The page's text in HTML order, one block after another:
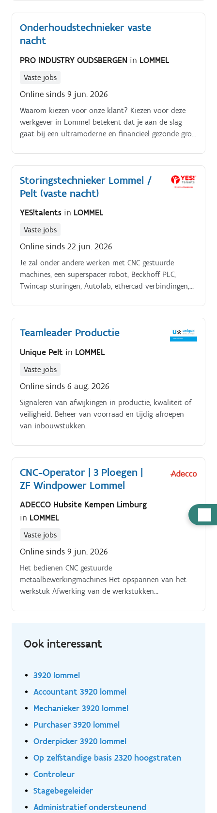
team Verpleegkundige dossiers bijhouden
Onderhoudstechnieker vaste
nacht
PRO INDUSTRY OUDSBERGEN in LOMMEL
Vaste jobs
Online sinds 9 jun. 2026
Waarom kiezen voor onze klant? Kiezen voor deze
werkgever in Lommel betekent dat je aan de slag
gaat bij een ultramoderne en financieel gezonde groei
Storingstechnieker Lommel /
Pelt (vaste nacht)
YES!talents in LOMMEL
Vaste jobs
Online sinds 22 jun. 2026
Je zal onder andere werken met CNC gestuurde
machines, een superspacer robot, Beckhoff PLC,
Twincap sturingen, Autofab, ethercad verbindingen,
Teamleader Productie
Unique Pelt in LOMMEL
Vaste jobs
Online sinds 6 aug. 2026
Signaleren van afwijkingen in productie, kwaliteit of
veiligheid. Beheer van voorraad en tijdig afroepen
van inbouwstukken.
CNC-Operator | 3 Ploegen |
ZF Windpower Lommel
ADECCO Hubsite Kempen Limburg
in LOMMEL
Vaste jobs
Online sinds 9 jun. 2026
Het bedienen CNC gestuurde
metaalbewerkingmachines Het opspannen van het
werkstuk Afwerking van de werkstukken
verspanningsproces (draaien, frezen, afbramen,
slijpen)
Ook interessant
3920 lommel
Accountant 3920 lommel
Mechanieker 3920 lommel
Purchaser 3920 lommel
Orderpicker 3920 lommel
Op zelfstandige basis 2320 hoogstraten
Controleur
Stagebegeleider
Administratief ondersteunend